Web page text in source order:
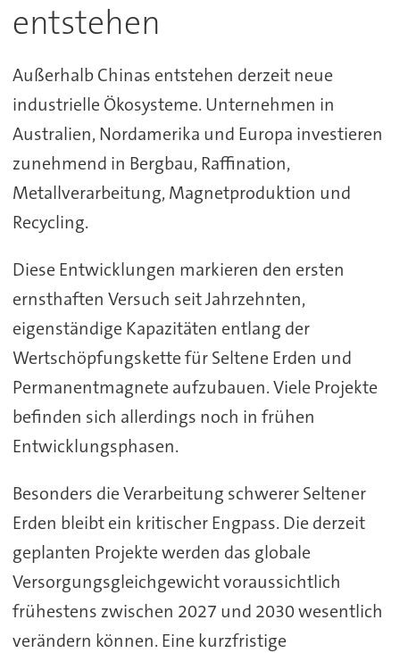
entstehen
Außerhalb Chinas entstehen derzeit neue
industrielle Ökosysteme. Unternehmen in
Australien, Nordamerika und Europa investieren
zunehmend in Bergbau, Raffination,
Metallverarbeitung, Magnetproduktion und
Recycling.
Diese Entwicklungen markieren den ersten
ernsthaften Versuch seit Jahrzehnten,
eigenständige Kapazitäten entlang der
Wertschöpfungskette für Seltene Erden und
Permanentmagnete aufzubauen. Viele Projekte
befinden sich allerdings noch in frühen
Entwicklungsphasen.
Besonders die Verarbeitung schwerer Seltener
Erden bleibt ein kritischer Engpass. Die derzeit
geplanten Projekte werden das globale
Versorgungsgleichgewicht voraussichtlich
frühestens zwischen 2027 und 2030 wesentlich
verändern können. Eine kurzfristige